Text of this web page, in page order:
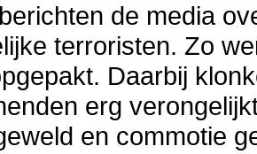
de media
terroristen. Zo
Daarbij
erg
en commotie